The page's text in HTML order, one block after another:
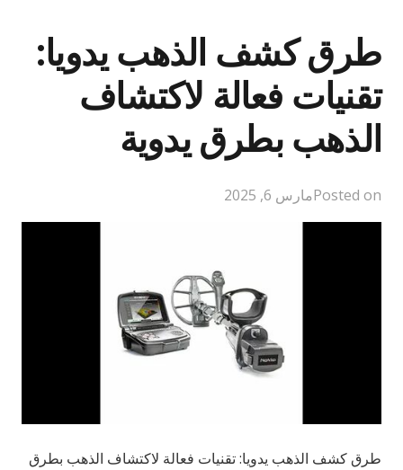
طرق كشف الذهب يدويا:
تقنيات فعالة لاكتشاف
الذهب بطرق يدوية
Posted onمارس 6, 2025
طرق كشف الذهب يدويا: تقنيات فعالة لاكتشاف الذهب بطرق